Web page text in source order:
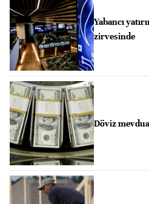
Yabancı
zirvesinde
Döviz